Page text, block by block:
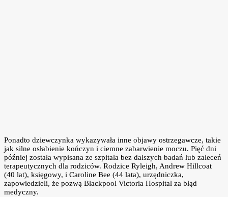
Ponadto dziewczynka wykazywała inne objawy ostrzegawcze, takie
jak silne osłabienie kończyn i ciemne zabarwienie moczu. Pięć dni
później została wypisana ze szpitala bez dalszych badań lub zaleceń
terapeutycznych dla rodziców. Rodzice Ryleigh, Andrew Hillcoat
(40 lat), księgowy, i Caroline Bee (44 lata), urzędniczka,
zapowiedzieli, że pozwą Blackpool Victoria Hospital za błąd
medyczny.